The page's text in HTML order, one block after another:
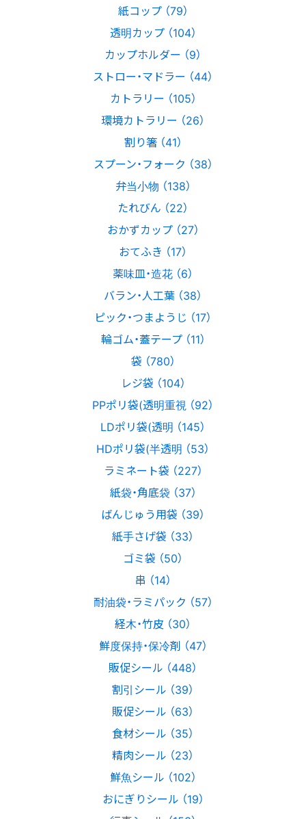
紙コップ （79）
透明カップ （104）
カップホルダー （9）
ストロー・マドラー （44）
カトラリー （105）
環境カトラリー （26）
割り箸 （41）
スプーン・フォーク （38）
弁当小物 （138）
たれびん （22）
おかずカップ （27）
おてふき （17）
薬味皿・造花 （6）
バラン・人工葉 （38）
ピック・つまようじ （17）
輪ゴム・蓋テープ （11）
袋 （780）
レジ袋 （104）
PPポリ袋(透明重視 （92）
LDポリ袋(透明 （145）
HDポリ袋(半透明 （53）
ラミネート袋 （227）
紙袋・角底袋 （37）
ばんじゅう用袋 （39）
紙手さげ袋 （33）
ゴミ袋 （50）
串 （14）
耐油袋・ラミパック （57）
経木・竹皮 （30）
鮮度保持・保冷剤 （47）
販促シール （448）
割引シール （39）
販促シール （63）
食材シール （35）
精肉シール （23）
鮮魚シール （102）
おにぎりシール （19）